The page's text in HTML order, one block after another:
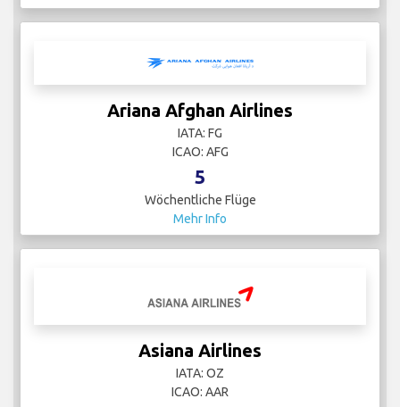
Ariana Afghan Airlines
IATA: FG
ICAO: AFG
5
Wöchentliche Flüge
Mehr Info
Asiana Airlines
IATA: OZ
ICAO: AAR